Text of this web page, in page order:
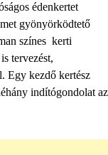
édenkertet
gyönyörködtető
színes kerti
tervezést,
Egy kezdő kertész
indítógondolat az